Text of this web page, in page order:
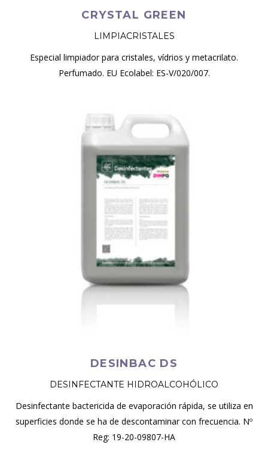
CRYSTAL GREEN
LIMPIACRISTALES
Especial limpiador para cristales, vídrios y metacrilato.
Perfumado. EU Ecolabel: ES-V/020/007.
DESINBAC DS
DESINFECTANTE HIDROALCOHÓLICO
Desinfectante bactericida de evaporación rápida, se utiliza en
superficies donde se ha de descontaminar con frecuencia. Nº
Reg: 19-20-09807-HA